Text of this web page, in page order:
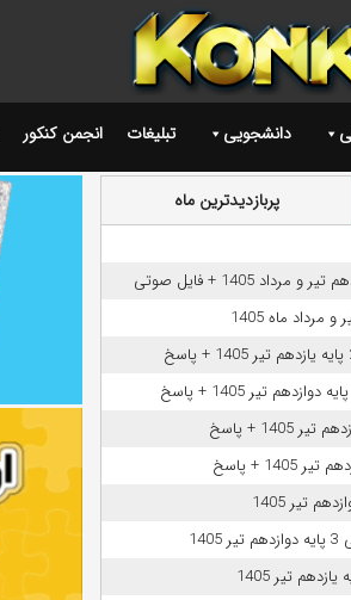
دانشجویی تبلیغات انجمن کنکور
پربازدیدترین ماه
ماه 1405
تیر 1405 + پاسخ
تیر 1405